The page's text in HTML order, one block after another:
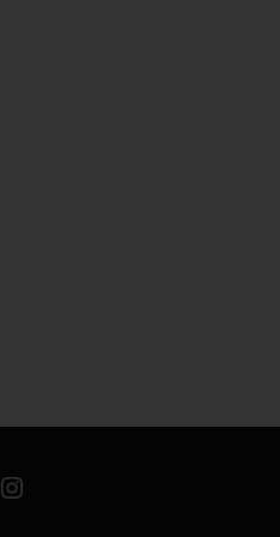
Teeschale auf Instagram